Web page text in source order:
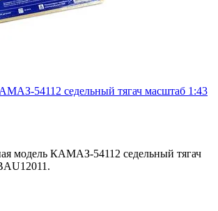
54112 седельный тягач масштаб 1:43
модель КАМАЗ-54112 седельный тягач